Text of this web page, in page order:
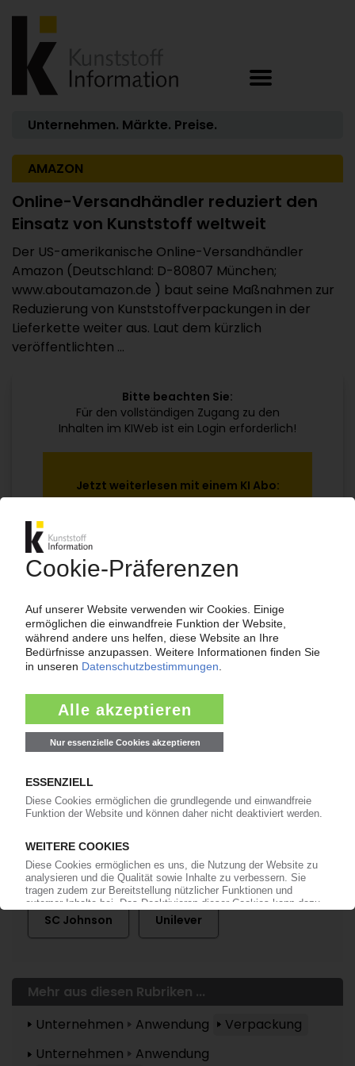
Unternehmen. Märkte. Preise.
AMAZON
Online-Versandhändler reduziert den
Einsatz von Kunststoff weltweit
Der US-amerikanische Online-Versandhändler
Amazon (Deutschland: D-80807 München;
www.aboutamazon.de ) baut seine Maßnahmen zur
Reduzierung von Kunststoffverpackungen in der
Lieferkette weiter aus. Laut dem kürzlich
veröffentlichten ...
Bitte beachten Sie:
Für den vollständigen Zugang zu den
Inhalten im KIWeb ist ein Login erforderlich!
Jetzt weiterlesen mit einem KI Abo:
Ihr KI Zugang
jährlich kündbar
ab 99€ /Monat
Jetzt kostenlos testen
anmelden!
Amazon Mondi Nestlé
SC Johnson Unilever
Mehr aus diesen Rubriken ...
Unternehmen
Anwendung
Verpackung
Unternehmen
Anwendung